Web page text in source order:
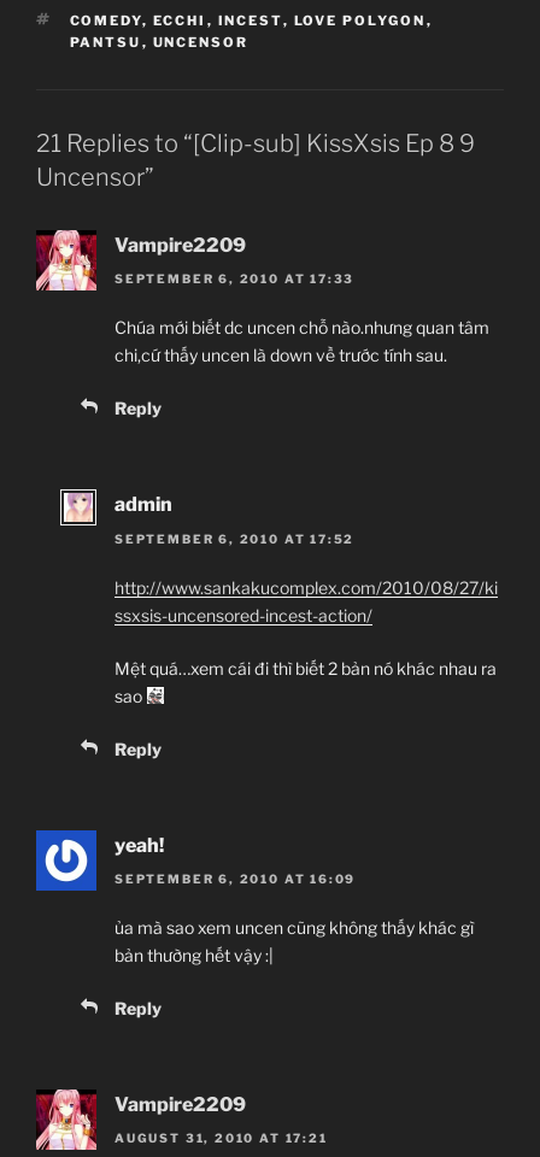
TAGS
COMEDY, ECCHI , INCEST, LOVE POLYGON ,
PANTSU , UNCENSOR
21 Replies to “[Clip-sub] KissXsis Ep 8 9
Uncensor”
Vampire2209
SEPTEMBER 6, 2010 AT 17:33
Chúa mới biết dc uncen chỗ nào.nhưng quan tâm
chi,cứ thấy uncen là down về trước tính sau.
Reply
admin
SEPTEMBER 6, 2010 AT 17:52
http://www.sankakucomplex.com/2010/08/27/ki
ssxsis-uncensored-incest-action/
Mệt quá…xem cái đi thì biết 2 bản nó khác nhau ra
sao
Reply
yeah!
SEPTEMBER 6, 2010 AT 16:09
ủa mà sao xem uncen cũng không thấy khác gì
bản thường hết vậy :|
Reply
Vampire2209
AUGUST 31, 2010 AT 17:21